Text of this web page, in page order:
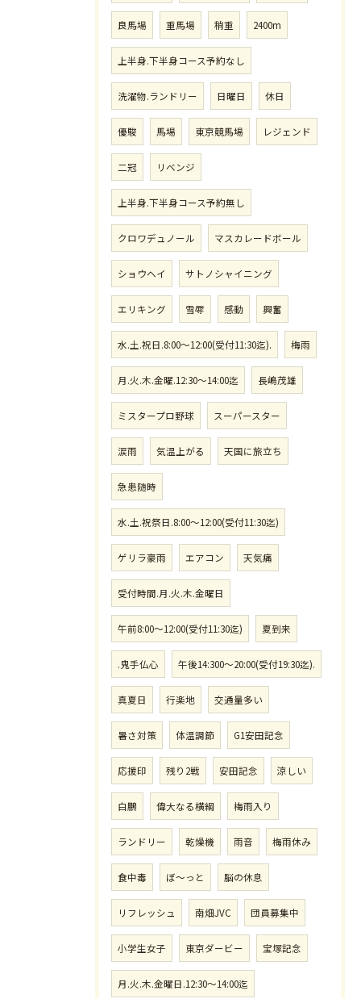
良馬場 重馬場 稍重 2400m
上半身.下半身コース予約なし
洗濯物.ランドリー 日曜日 休日
優駿 馬場 東京競馬場 レジェンド
二冠 リベンジ
上半身.下半身コース予約無し
クロワデュノール マスカレードボール
ショウヘイ サトノシャイニング
エリキング 雪辱 感動 興奮
水.土.祝日.8:00〜12:00(受付11:30迄). 梅雨
月.火.木.金曜.12:30〜14:00迄 長嶋茂雄
ミスタープロ野球 スーパースター
涙雨 気温上がる 天国に旅立ち
急患随時
水.土.祝祭日.8:00〜12:00(受付11:30迄)
ゲリラ豪雨 エアコン 天気痛
受付時間.月.火.木.金曜日
午前8:00〜12:00(受付11:30迄) 夏到来
.鬼手仏心 午後14:300〜20:00(受付19:30迄).
真夏日 行楽地 交通量多い
暑さ対策 体温調節 G1安田記念
応援印 残り2戦 安田記念 涼しい
白鵬 偉大なる横綱 梅雨入り
ランドリー 乾燥機 雨音 梅雨休み
食中毒 ぼ〜っと 脳の休息
リフレッシュ 南畑JVC 団員募集中
小学生女子 東京ダービー 宝塚記念
月.火.木.金曜日.12:30〜14:00迄